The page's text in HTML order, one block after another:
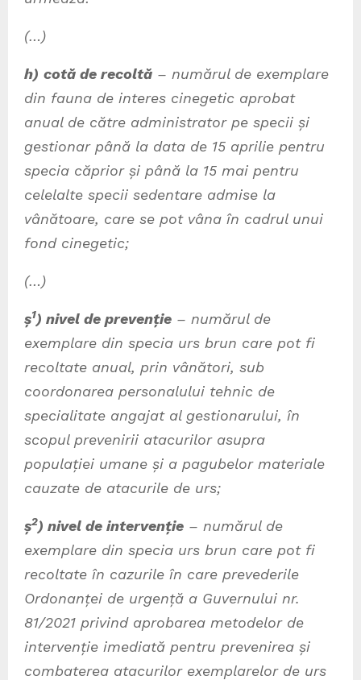
(…)
h) cotă de recoltă – numărul de exemplare
din fauna de interes cinegetic aprobat
anual de către administrator pe specii și
gestionar până la data de 15 aprilie pentru
specia căprior și până la 15 mai pentru
celelalte specii sedentare admise la
vânătoare, care se pot vâna în cadrul unui
fond cinegetic;
(…)
ș1) nivel de prevenție – numărul de
exemplare din specia urs brun care pot fi
recoltate anual, prin vânători, sub
coordonarea personalului tehnic de
specialitate angajat al gestionarului, în
scopul prevenirii atacurilor asupra
populației umane și a pagubelor materiale
cauzate de atacurile de urs;
ș2) nivel de intervenție – numărul de
exemplare din specia urs brun care pot fi
recoltate în cazurile în care prevederile
Ordonanței de urgență a Guvernului nr.
81/2021 privind aprobarea metodelor de
intervenție imediată pentru prevenirea și
combaterea atacurilor exemplarelor de urs